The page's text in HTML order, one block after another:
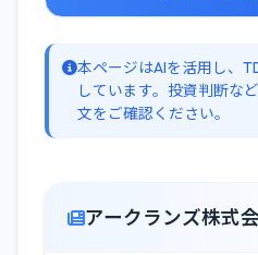
本ページはAIを活用し、
しています。投資判断な
文をご確認ください。
アークランズ株式